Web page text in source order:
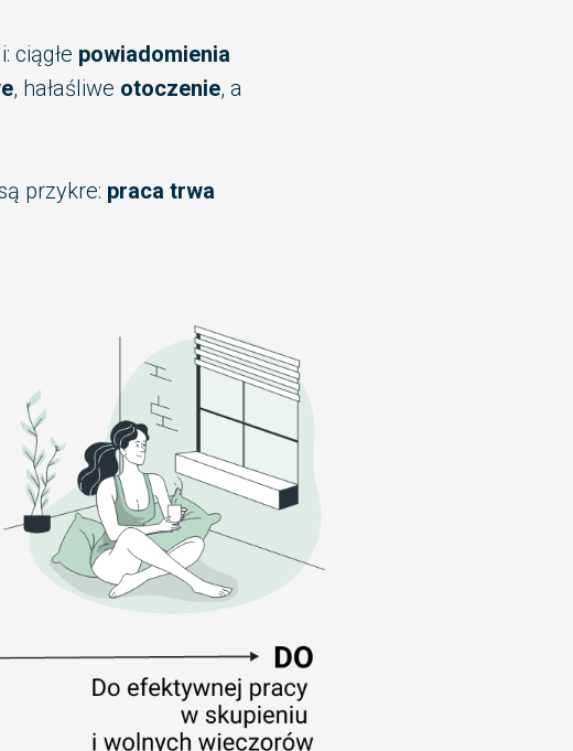
ciągłe powiadomienia
, hałaśliwe otoczenie, a
przykre: praca trwa